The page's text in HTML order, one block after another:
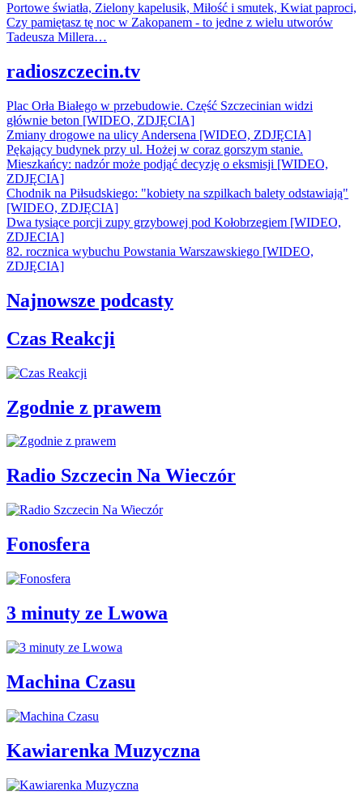
Portowe światła, Zielony kapelusik, Miłość i smutek, Kwiat paproci,
Czy pamiętasz tę noc w Zakopanem - to jedne z wielu utworów
Tadeusza Millera…
radioszczecin.tv
Plac Orła Białego w przebudowie. Część Szczecinian widzi
głównie beton [WIDEO, ZDJĘCIA]
Zmiany drogowe na ulicy Andersena [WIDEO, ZDJĘCIA]
Pękający budynek przy ul. Hożej w coraz gorszym stanie.
Mieszkańcy: nadzór może podjąć decyzję o eksmisji [WIDEO,
ZDJĘCIA]
Chodnik na Piłsudskiego: "kobiety na szpilkach balety odstawiają"
[WIDEO, ZDJĘCIA]
Dwa tysiące porcji zupy grzybowej pod Kołobrzegiem [WIDEO,
ZDJECIA]
82. rocznica wybuchu Powstania Warszawskiego [WIDEO,
ZDJĘCIA]
Najnowsze podcasty
Czas Reakcji
Zgodnie z prawem
Radio Szczecin Na Wieczór
Fonosfera
3 minuty ze Lwowa
Machina Czasu
Kawiarenka Muzyczna